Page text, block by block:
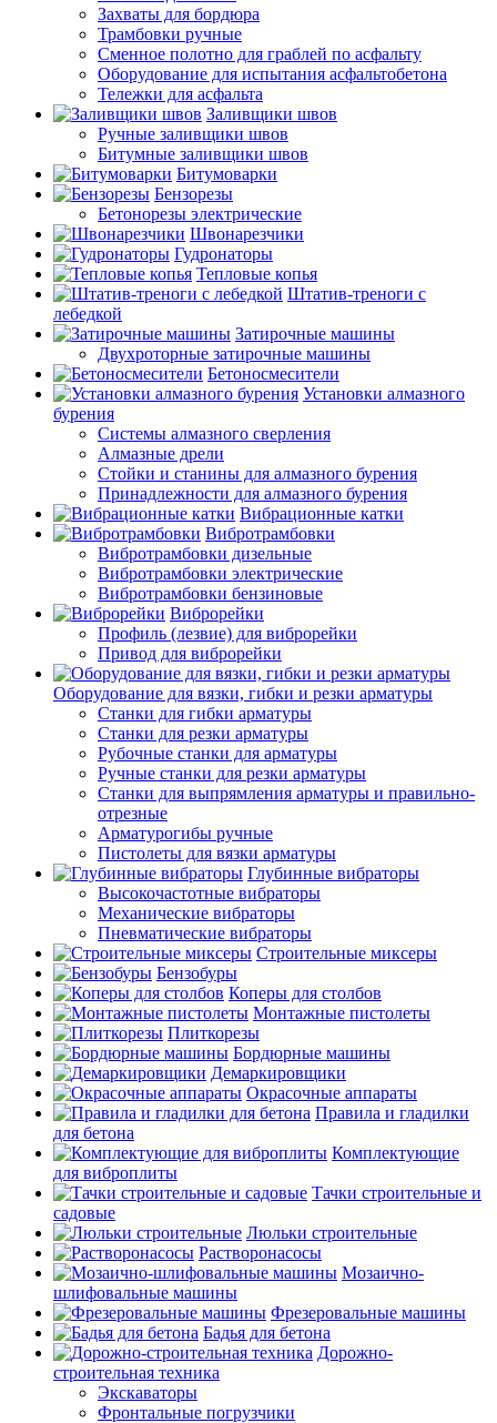
Захваты для бордюра
Трамбовки ручные
Сменное полотно для граблей по асфальту
Оборудование для испытания асфальтобетона
Тележки для асфальта
Заливщики швов
Ручные заливщики швов
Битумные заливщики швов
Битумоварки
Бензорезы
Бетонорезы электрические
Швонарезчики
Гудронаторы
Тепловые копья
Штатив-треноги с
лебедкой
Затирочные машины
Двухроторные затирочные машины
Бетоносмесители
Установки алмазного
бурения
Системы алмазного сверления
Алмазные дрели
Стойки и станины для алмазного бурения
Принадлежности для алмазного бурения
Вибрационные катки
Вибротрамбовки
Вибротрамбовки дизельные
Вибротрамбовки электрические
Вибротрамбовки бензиновые
Виброрейки
Профиль (лезвие) для виброрейки
Привод для виброрейки
Оборудование для вязки, гибки и резки арматуры
Станки для гибки арматуры
Станки для резки арматуры
Рубочные станки для арматуры
Ручные станки для резки арматуры
Станки для выпрямления арматуры и правильно-
отрезные
Арматурогибы ручные
Пистолеты для вязки арматуры
Глубинные вибраторы
Высокочастотные вибраторы
Механические вибраторы
Пневматические вибраторы
Строительные миксеры
Бензобуры
Коперы для столбов
Монтажные пистолеты
Плиткорезы
Бордюрные машины
Демаркировщики
Окрасочные аппараты
Правила и гладилки
для бетона
Комплектующие
для виброплиты
Тачки строительные и
садовые
Люльки строительные
Растворонасосы
Мозаично-
шлифовальные машины
Фрезеровальные машины
Бадья для бетона
Дорожно-
строительная техника
Экскаваторы
Фронтальные погрузчики